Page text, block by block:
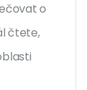
o
čtete,